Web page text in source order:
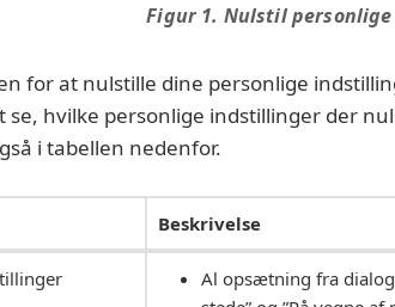
Figur 1. Nulstil
for at nulstille dine personlige
se, hvilke personlige indstillinger der
i tabellen nedenfor.
Beskrivelse
Al opsætning fra